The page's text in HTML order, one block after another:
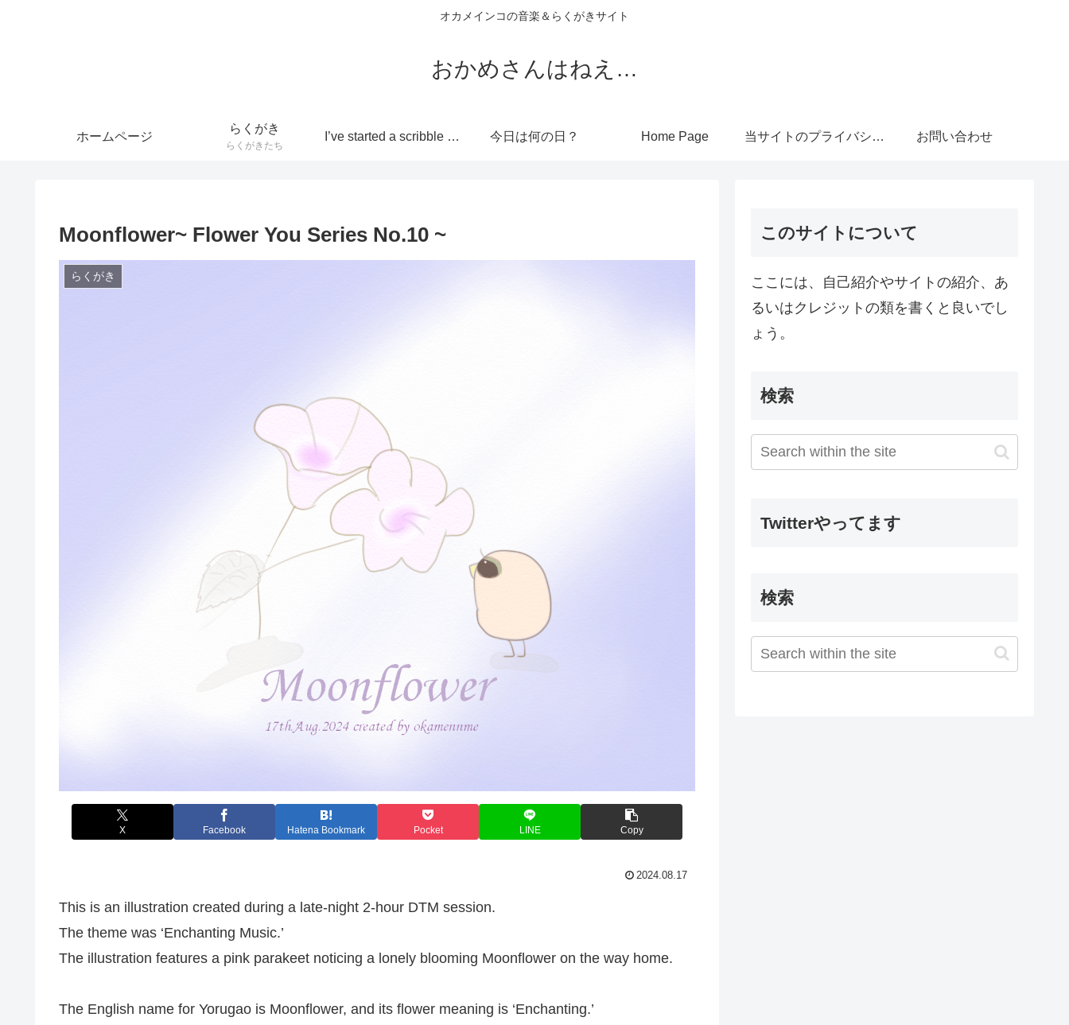
オカメインコの音楽＆らくがきサイト
おかめさんはねえ…
ホームページ
らくがき
らくがきたち
I’ve started a scribble site! 今日は何の日？ Home Page 当サイトのプライバシーポリシーについて お問い合わせ
Moonflower~ Flower You Series No.10 ~
らくがき
X Facebook Hatena Bookmark Pocket LINE Copy
2024.08.17
This is an illustration created during a late-night 2-hour DTM session.
The theme was ‘Enchanting Music.’
The illustration features a pink parakeet noticing a lonely blooming Moonflower on the way home.
The English name for Yorugao is Moonflower, and its flower meaning is ‘Enchanting.’
このサイトについて
ここには、自己紹介やサイトの紹介、あ
るいはクレジットの類を書くと良いでし
ょう。
検索
Twitterやってます
検索